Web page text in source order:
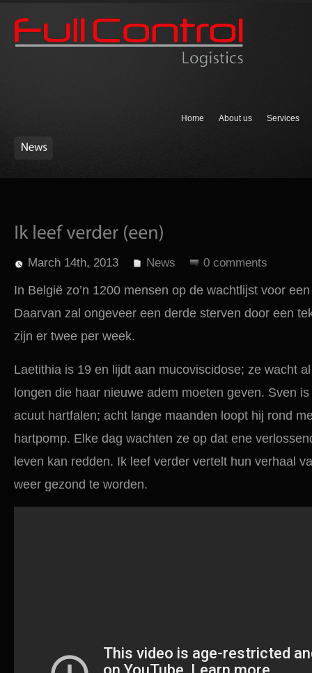
Home About us Services
March 14th, 2013 News 0 comments
In België zo’n 1200 mensen op de wachtlijst voor
Daarvan zal ongeveer een derde sterven door een
zijn er twee per week.
Laetithia is 19 en lijdt aan mucoviscidose; ze wacht
longen die haar nieuwe adem moeten geven. Sven
acuut hartfalen; acht lange maanden loopt hij rond
hartpomp. Elke dag wachten ze op dat ene
leven kan redden. Ik leef verder vertelt hun verhaal
weer gezond te worden.